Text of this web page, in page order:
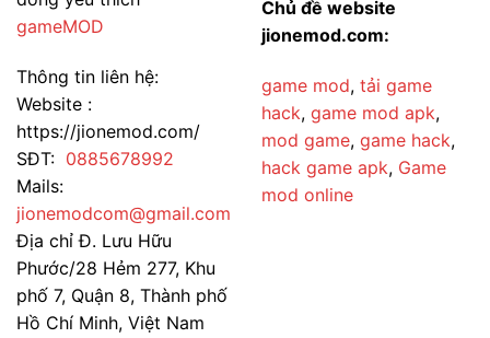
gameMOD
Thông tin liên hệ:
Website :
https://jionemod.com/
SĐT: 0885678992
Mails:
jionemodcom@gmail.com
Địa chỉ Đ. Lưu Hữu
Phước/28 Hẻm 277, Khu
phố 7, Quận 8, Thành phố
Hồ Chí Minh, Việt Nam
Chủ đề website
jionemod.com:
game mod, tải game
hack, game mod apk,
mod game, game hack,
hack game apk, Game
mod online